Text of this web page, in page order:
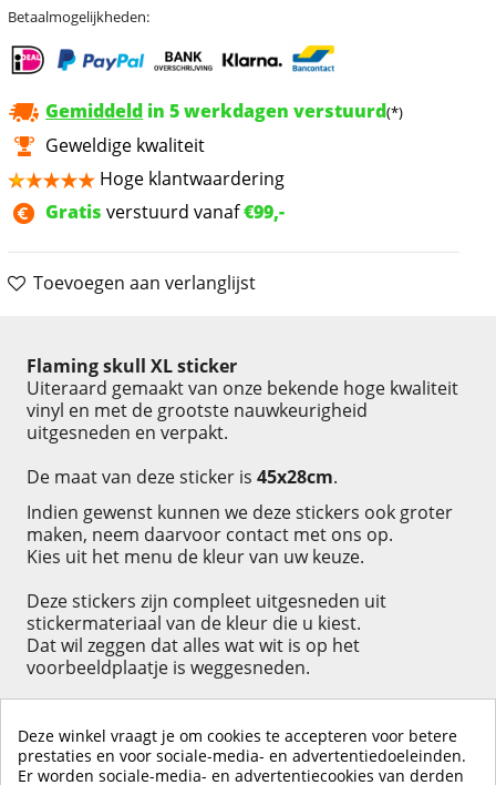
Betaalmogelijkheden:
Gemiddeld in 5 werkdagen verstuurd(*)
Geweldige kwaliteit
Hoge klantwaardering
Gratis verstuurd vanaf€99,-
Toevoegen aan verlanglijst
Flaming skull XL sticker
Uiteraard gemaakt van onze bekende hoge kwaliteit
vinyl en met de grootste nauwkeurigheid
uitgesneden en verpakt.
De maat van deze sticker is 45x28cm.
Indien gewenst kunnen we deze stickers ook groter
maken, neem daarvoor contact met ons op.
Kies uit het menu de kleur van uw keuze.
Deze stickers zijn compleet uitgesneden uit
stickermateriaal van de kleur die u kiest.
Dat wil zeggen dat alles wat wit is op het
voorbeeldplaatje is weggesneden.
Deze winkel vraagt je om cookies te accepteren voor betere
prestaties en voor sociale-media- en advertentiedoeleinden.
Er worden sociale-media- en advertentiecookies van derden